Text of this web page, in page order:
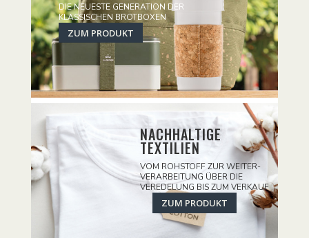
DIE NEUESTE GENERATION DER
KLASSISCHEN BROTBOXEN
ZUM PRODUKT
NACHHALTIGE
TEXTILIEN
VOM ROHSTOFF ZUR WEITER-
VERARBEITUNG ÜBER DIE
VEREDELUNG BIS ZUM VERKAUF
ZUM PRODUKT